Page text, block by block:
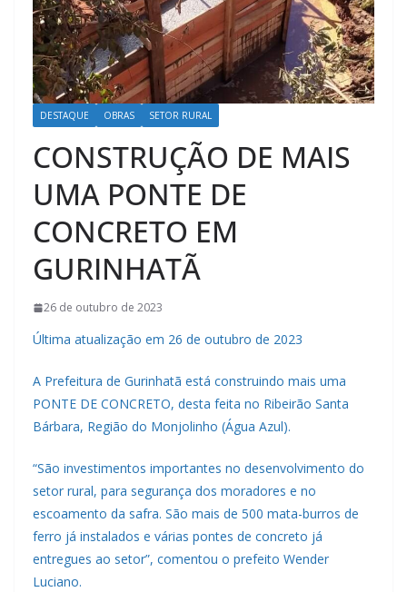
DESTAQUE OBRAS SETOR RURAL
CONSTRUÇÃO DE MAIS
UMA PONTE DE
CONCRETO EM
GURINHATÃ
26 de outubro de 2023
Última atualização em 26 de outubro de 2023
A Prefeitura de Gurinhatã está construindo mais uma
PONTE DE CONCRETO, desta feita no Ribeirão Santa
Bárbara, Região do Monjolinho (Água Azul).
“São investimentos importantes no desenvolvimento do
setor rural, para segurança dos moradores e no
escoamento da safra. São mais de 500 mata-burros de
ferro já instalados e várias pontes de concreto já
entregues ao setor”, comentou o prefeito Wender
Luciano.